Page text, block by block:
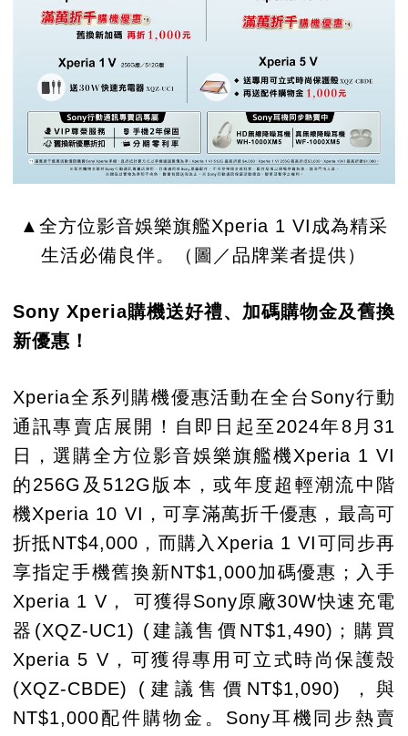
▲全方位影音娛樂旗艦Xperia 1 VI成為精采
生活必備良伴。（圖／品牌業者提供）
Sony Xperia購機送好禮、加碼購物金及舊換
新優惠！
Xperia全系列購機優惠活動在全台Sony行動
通訊專賣店展開！自即日起至2024年8月31
日，選購全方位影音娛樂旗艦機Xperia 1 VI
的256G及512G版本，或年度超輕潮流中階
機Xperia 10 VI，可享滿萬折千優惠，最高可
折抵NT$4,000，而購入Xperia 1 VI可同步再
享指定手機舊換新NT$1,000加碼優惠；入手
Xperia 1 V， 可獲得Sony原廠30W快速充電
器(XQZ-UC1) (建議售價NT$1,490)；購買
Xperia 5 V，可獲得專用可立式時尚保護殼
(XQZ-CBDE) (建議售價NT$1,090) ，與
NT$1,000配件購物金。Sony耳機同步熱賣